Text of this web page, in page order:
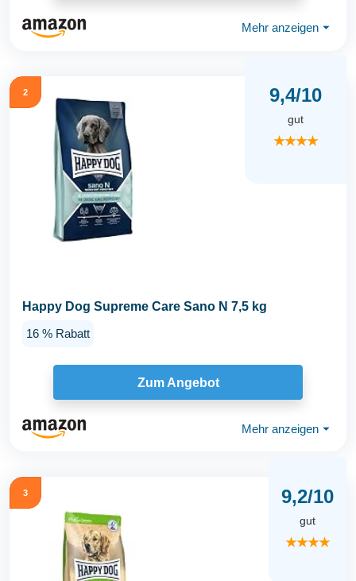
Mehr anzeigen ⏷
2 9,4/10
gut
★★★★
Happy Dog Supreme Care Sano N 7,5 kg
16 % Rabatt
Zum Angebot
Mehr anzeigen ⏷
3 9,2/10
gut
★★★★